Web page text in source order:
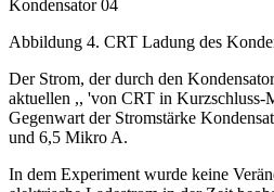
Kondensator 04
Abbildung 4. CRT Ladung des
Der Strom, der durch den
aktuellen ,, 'von CRT in Kurzschluss-
Gegenwart der Stromstärke
und 6,5 Mikro A.
In dem Experiment wurde keine